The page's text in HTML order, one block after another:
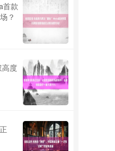
首款
？
高度